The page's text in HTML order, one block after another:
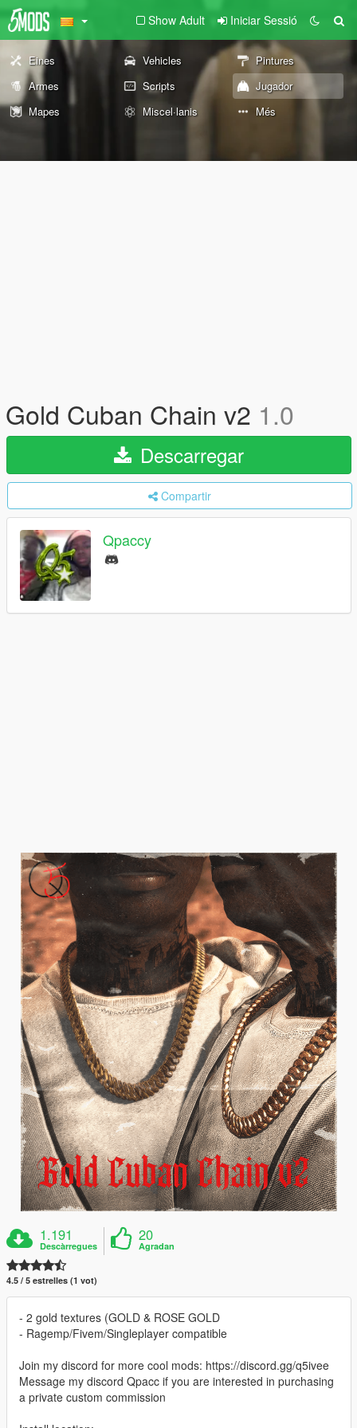
Show Adult Iniciar Sessió
Eines Vehicles
Pintures
Armes
Scripts
Jugador
Mapes
Miscel·lanis Més
Gold Cuban Chain v2 1.0
Descarregar
Compartir
Qpaccy
1.191
Descàrregues
20
Agradan
4.5 / 5 estrelles (1 vot)
- 2 gold textures (GOLD & ROSE GOLD
- Ragemp/Fivem/Singleplayer compatible
Join my discord for more cool mods: https://discord.gg/q5ivee
Message my discord Qpacc if you are interested in purchasing
a private custom commission